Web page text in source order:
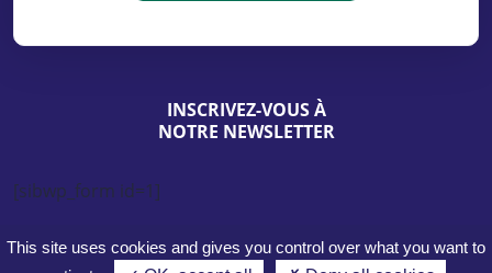
INSCRIVEZ-VOUS À
NOTRE NEWSLETTER
[sibwp_form id=1]
This site uses cookies and gives you control over what you want to